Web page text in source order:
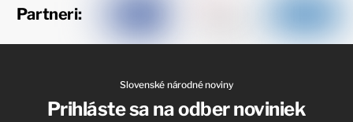
Partneri:
Slovenské národné noviny
Prihláste sa na odber noviniek